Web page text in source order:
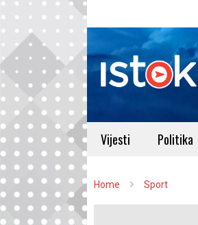
Vijesti Politika
Home Sport